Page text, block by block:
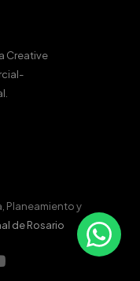
Creative
.
Planeamiento y
de Rosario